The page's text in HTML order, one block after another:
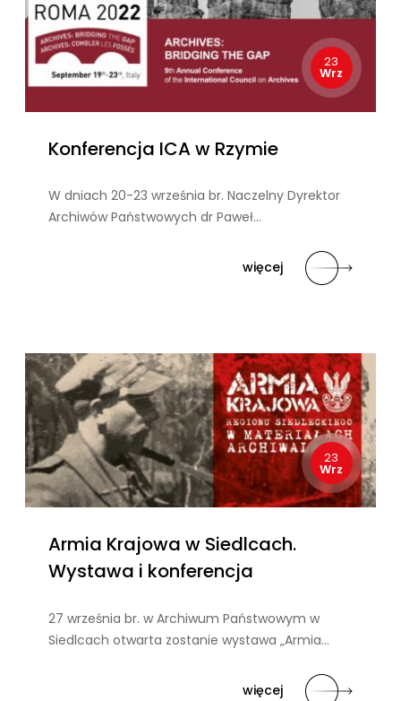
23
Wrz
Konferencja ICA w Rzymie
W dniach 20-23 września br. Naczelny Dyrektor
Archiwów Państwowych dr Paweł…
więcej
23
Wrz
Armia Krajowa w Siedlcach.
Wystawa i konferencja
27 września br. w Archiwum Państwowym w
Siedlcach otwarta zostanie wystawa „Armia…
więcej